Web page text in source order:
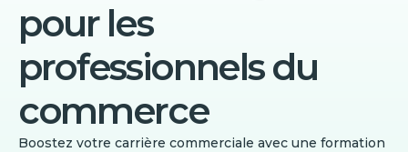
pour les
professionnels du
commerce
Boostez votre carrière commerciale avec une formation